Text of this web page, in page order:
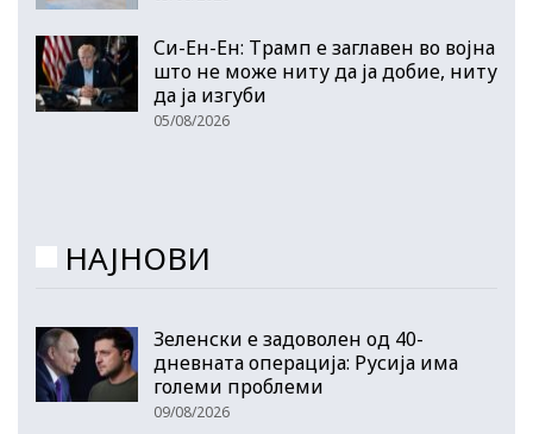
Си-Ен-Ен: Трамп е заглавен во војна
што не може ниту да ја добие, ниту
да ја изгуби
05/08/2026
НАЈНОВИ
Зеленски е задоволен од 40-
дневната операција: Русија има
големи проблеми
09/08/2026